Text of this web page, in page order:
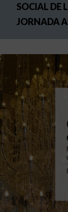
SOCIAL DE
JORNADA